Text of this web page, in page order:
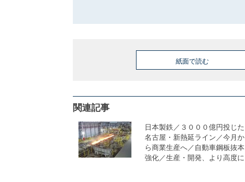
紙面で読む
関連記事
日本製鉄／３０００億円投じた
名古屋・新熱延ライン／今月か
ら商業生産へ／自動車鋼板抜本
強化／生産・開発、より高度に